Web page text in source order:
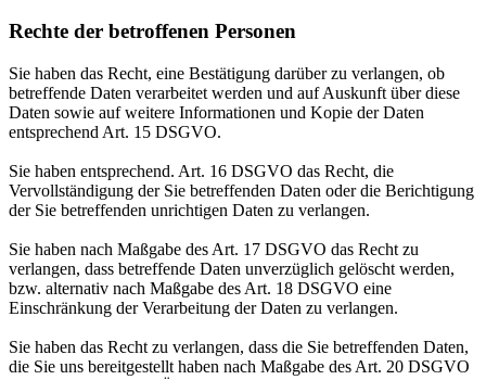
Rechte der betroffenen Personen
Sie haben das Recht, eine Bestätigung darüber zu verlangen, ob
betreffende Daten verarbeitet werden und auf Auskunft über diese
Daten sowie auf weitere Informationen und Kopie der Daten
entsprechend Art. 15 DSGVO.
Sie haben entsprechend. Art. 16 DSGVO das Recht, die
Vervollständigung der Sie betreffenden Daten oder die Berichtigung
der Sie betreffenden unrichtigen Daten zu verlangen.
Sie haben nach Maßgabe des Art. 17 DSGVO das Recht zu
verlangen, dass betreffende Daten unverzüglich gelöscht werden,
bzw. alternativ nach Maßgabe des Art. 18 DSGVO eine
Einschränkung der Verarbeitung der Daten zu verlangen.
Sie haben das Recht zu verlangen, dass die Sie betreffenden Daten,
die Sie uns bereitgestellt haben nach Maßgabe des Art. 20 DSGVO